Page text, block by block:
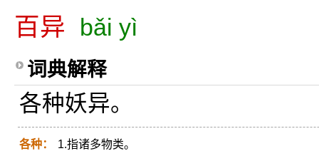
百异 bǎi yì
词典解释
各种妖异。
各种：
1.指诸多物类。